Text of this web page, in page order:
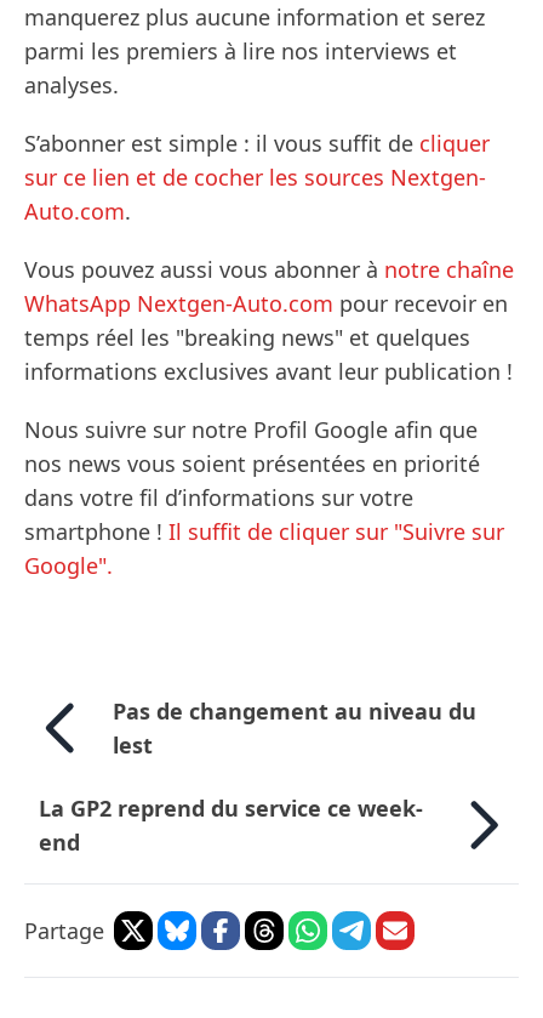
manquerez plus aucune information et serez
parmi les premiers à lire nos interviews et
analyses.
S’abonner est simple : il vous suffit de cliquer
sur ce lien et de cocher les sources Nextgen-
Auto.com.
Vous pouvez aussi vous abonner à notre chaîne
WhatsApp Nextgen-Auto.com pour recevoir en
temps réel les "breaking news" et quelques
informations exclusives avant leur publication !
Nous suivre sur notre Profil Google afin que
nos news vous soient présentées en priorité
dans votre fil d’informations sur votre
smartphone ! Il suffit de cliquer sur "Suivre sur
Google".
Pas de changement au niveau du
lest
La GP2 reprend du service ce week-
end
Partage